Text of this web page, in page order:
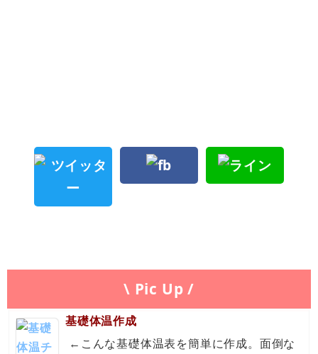
\ Pic Up /
基礎体温作成
←こんな基礎体温表を簡単に作成。面倒な